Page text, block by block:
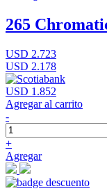
265
USD 2.723
USD 2.178
USD 1.852
Agregar al carrito
-
+
Agregar